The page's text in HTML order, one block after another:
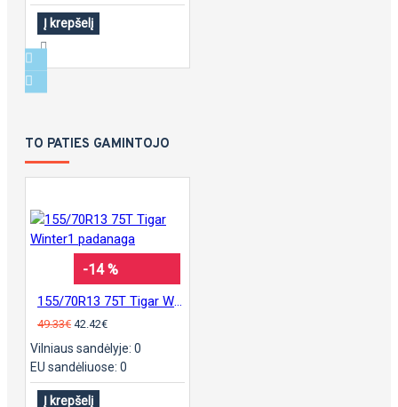
Į krepšelį
TO PATIES GAMINTOJO
-14 %
155/70R13 75T Tigar Winter1 padanaga
49.33€ 42.42€
Vilniaus sandėlyje: 0
EU sandėliuose: 0
Į krepšelį